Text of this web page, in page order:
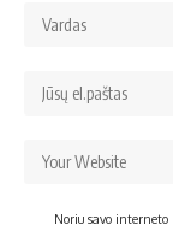
Noriu savo